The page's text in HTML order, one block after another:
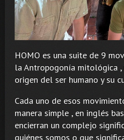
HOMO es una suite de 9
la Antropogonía mitológica
origen del ser humano y su
Cada uno de esos
manera simple , en inglés
encierran un complejo
quiénes somos o que